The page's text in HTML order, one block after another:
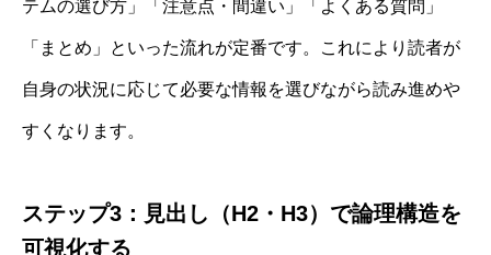
テムの選び方」「注意点・間違い」「よくある質問」
「まとめ」といった流れが定番です。これにより読者が
自身の状況に応じて必要な情報を選びながら読み進めや
すくなります。
ステップ3：見出し（H2・H3）で論理構造を
可視化する